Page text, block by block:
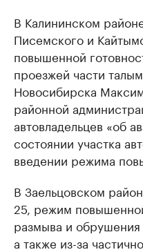
В Калининском
Писемского и
повышенной
проезжей части
Новосибирска
районной
автовладельцев «об
состоянии участка
введении режима
В Заельцовском
25, режим
размыва и обрушения
а также из-за